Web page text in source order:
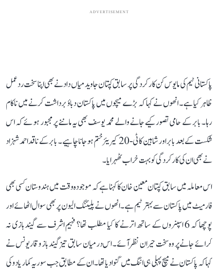
ADVERTISEMENT
پاکستانی ٹیم کی مایوس کن کارکردگی پر سابق کپتان جاوید میاں داد نے بھی اپنا سخت رد عمل
ظاہر کیا ہے۔ انھوں نے کہا کہ بڑے میچوں میں پاکستان دباؤ برداشت کرنے میں ناکام
رہا۔ بابر کے حامی تصور کیے جانے والے محمد یوسف بھی یہ ماننے پر مجبور ہوئے کہ اس
شکست کے بعد بابر اور شاہین کا ٹی-20 کیریئر ختم ہو جانا چاہیے۔ بابر کے ناقد احمد شہزاد
نے بھی ان کی کارکردگی کو بہت خراب ٹھہرایا۔
اس معاملہ میں سابق کپتان معین خان کا کہنا ہے کہ موجودہ وقت میں ہندوستان کسی بھی
فارمیٹ میں پاکستان سے بہتر ٹیم ہے۔ انھوں نے پلیئنگ الیون پر بھی سوال اٹھائے اور
پوچھا کہ 6 اسپنروں کے ساتھ اترنے کا کیا مطلب تھا؟ فہیم اشرف سے گیندبازی نہ
کرائے جانے پر وہ سخت حیران نظر آئے۔ اس درمیان سابق تیز گیندباز وقار یونس نے
کہا کہ پاکستان نے میچ پہلی ہی اننگ میں گنوا دیا تھا۔ ان کے مطابق جب سوریہ کمار یادو کی